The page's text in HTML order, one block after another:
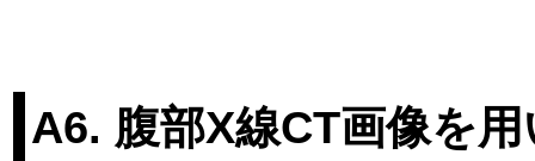
A6. 腹部X線CT画像を